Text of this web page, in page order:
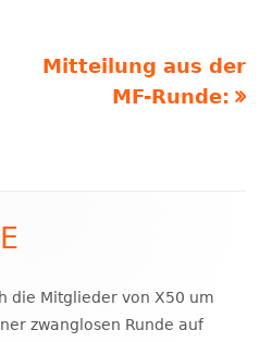
Nächster
Beitrag
Mitteilung aus der
MF-Runde:
die Mitglieder von X50 um
zwanglosen Runde auf